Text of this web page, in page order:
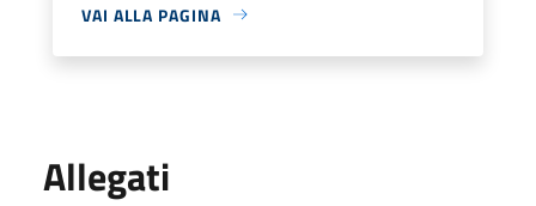
VAI ALLA PAGINA
Allegati